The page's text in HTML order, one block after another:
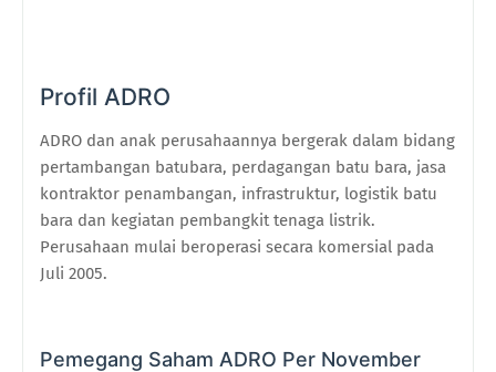
Profil ADRO
ADRO dan anak perusahaannya bergerak dalam bidang
pertambangan batubara, perdagangan batu bara, jasa
kontraktor penambangan, infrastruktur, logistik batu
bara dan kegiatan pembangkit tenaga listrik.
Perusahaan mulai beroperasi secara komersial pada
Juli 2005.
Pemegang Saham ADRO Per November